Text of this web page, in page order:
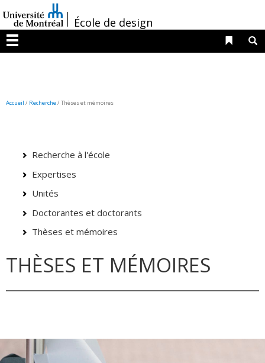
au
contenu
/École de design
Menu
Liens
Accueil / Recherche/Thèses et mémoires
Recherche à l'école
Expertises
Unités
Doctorantes et doctorants
Thèses et mémoires
THÈSES ET MÉMOIRES